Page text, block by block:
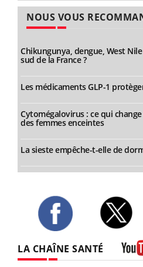
NOUS VOUS
Chikungunya, dengue, West
sud de la France ?
Les médicaments GLP-1
Cytomégalovirus : ce qui
des femmes enceintes
La sieste empêche-t-elle de
LA CHAÎNE SANTÉ